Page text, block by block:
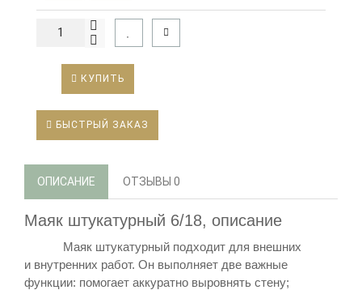
КУПИТЬ
БЫСТРЫЙ ЗАКАЗ
ОПИСАНИЕ ОТЗЫВЫ 0
Маяк штукатурный 6/18, описание
Маяк штукатурный подходит для внешних
и внутренних работ. Он выполняет две важные
функции: помогает аккуратно выровнять стену;